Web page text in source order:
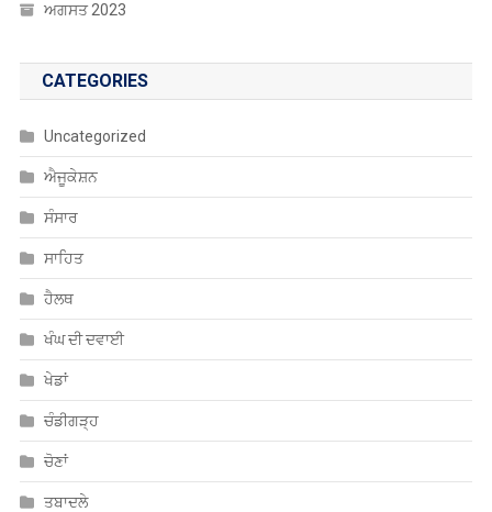
ਅਗਸਤ 2023
CATEGORIES
Uncategorized
ਐਜੂਕੇਸ਼ਨ
ਸੰਸਾਰ
ਸਾਹਿਤ
ਹੈਲਥ
ਖੰਘ ਦੀ ਦਵਾਈ
ਖੇਡਾਂ
ਚੰਡੀਗੜ੍ਹ
ਚੋਣਾਂ
ਤਬਾਦਲੇ